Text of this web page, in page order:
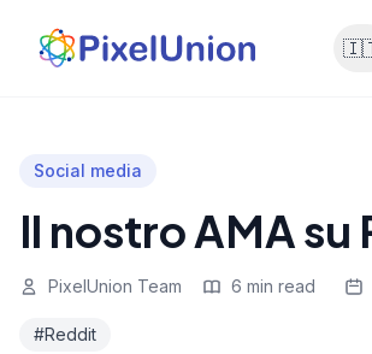
Social media
Il nostro AMA su
PixelUnion Team 6 min read
#Reddit